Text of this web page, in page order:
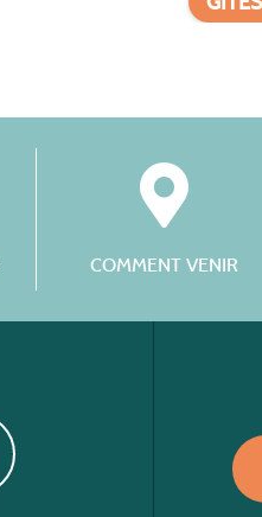
COMMENT VENIR